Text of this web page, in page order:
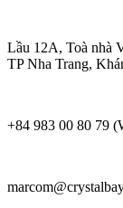
Lầu 12A, Toà nhà
TP Nha Trang,
+84 983 00 80 79